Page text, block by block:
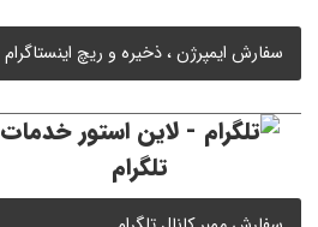
سفارش ایمپرژن ، ذخیره و ریچ اینستاگرام
خدمات
تلگرام